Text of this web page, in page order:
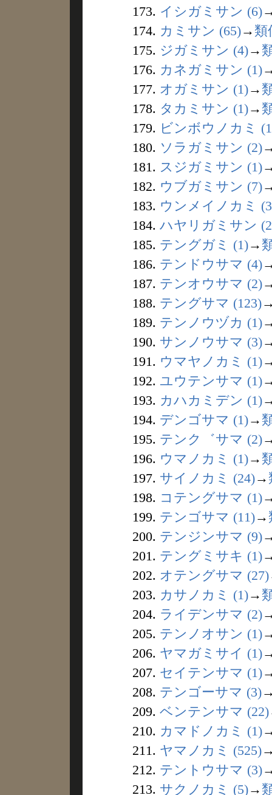
173. イシガミサン (6)
174. カミサン (65)→ 類
175. ジガミサン (4)→
176. カネガミサン (1)
177. オガミサン (1)→
178. タカミサン (1)→
179. ビンボウノカミ
180. ソラガミサン (2)
181. スジガミサン (1)
182. ウブガミサン (7)
183. ウンメイノカミ
184. ハヤリガミサン
185. テングガミ (1)→
186. テンドウサマ (4)
187. テンオウサマ (2)
188. テングサマ (123)
189. テンノウヅカ (1)
190. サンノウサマ (3)
191. ウマヤノカミ (1)
192. ユウテンサマ (1)
193. カハカミデン (1)
194. デンゴサマ (1)→
195. テンク゛サマ (2)
196. ウマノカミ (1)→
197. サイノカミ (24)→
198. コテングサマ (1)
199. テンゴサマ (11)→
200. テンジンサマ (9)
201. テングミサキ (1)
202. オテングサマ (27)
203. カサノカミ (1)→
204. ライデンサマ (2)
205. テンノオサン (1)
206. ヤマガミサイ (1)
207. セイテンサマ (1)
208. テンゴーサマ (3)
209. ベンテンサマ (22)
210. カマドノカミ (1)
211. ヤマノカミ (525)
212. テントウサマ (3)
213. サクノカミ (5)→